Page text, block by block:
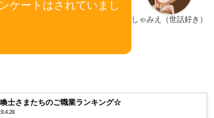
しゃみえ（世話好き）
ケートはされていまし
士さまたちのご職業ランキング☆